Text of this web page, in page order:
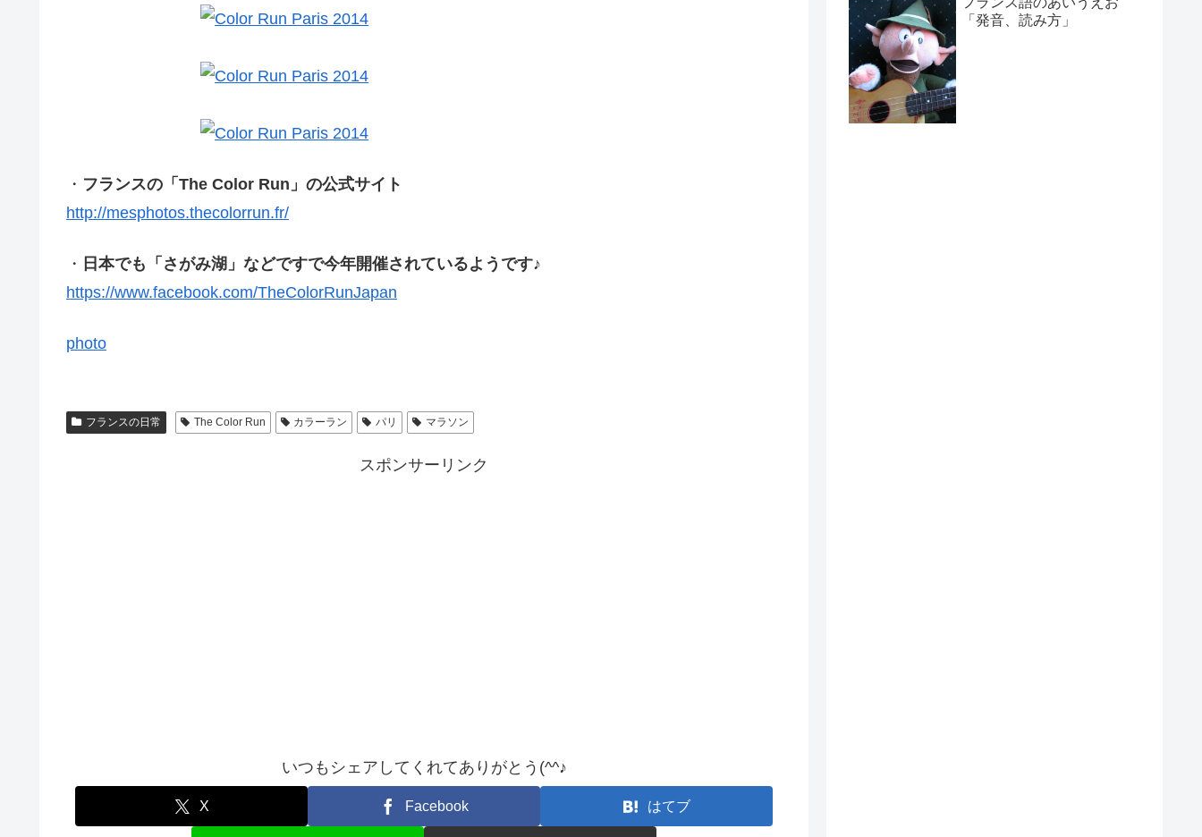
・ フランスの「The Color Run」の公式サイト
http://mesphotos.thecolorrun.fr/
・ 日本でも「さがみ湖」などですで今年開催されているようです♪
https://www.facebook.com/TheColorRunJapan
photo
フランスの日常 The Color Run カラーラン パリ マラソン
スポンサーリンク
いつもシェアしてくれてありがとう(^^♪
X Facebook はてブ
「発音、読み方」